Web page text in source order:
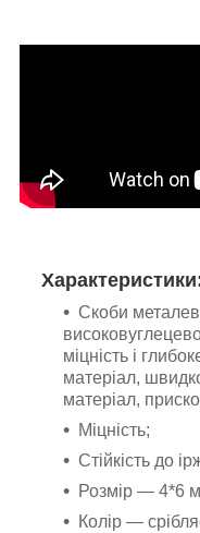
Скоби
міцність і
матеріал,
матеріал,
Міцність;
Стійкість до
Розмір — 4*6
Колір —